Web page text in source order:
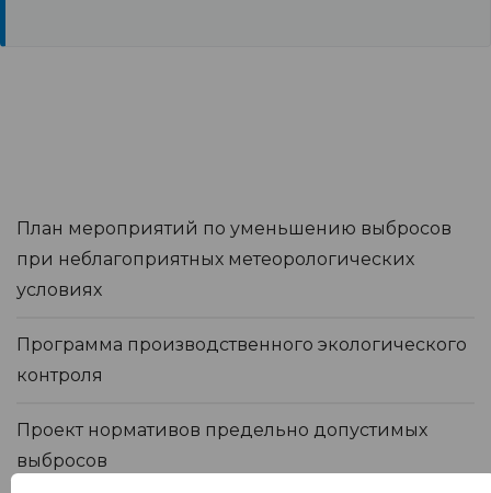
План мероприятий по уменьшению выбросов
при неблагоприятных метеорологических
условиях
Программа производственного экологического
контроля
Проект нормативов предельно допустимых
выбросов